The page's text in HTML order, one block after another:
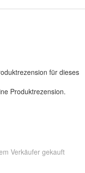
für dieses
Produktrezension.
Verkäufer gekauft